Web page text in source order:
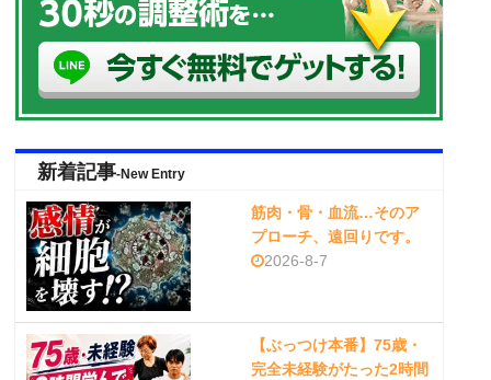
新着記事-New Entry
筋肉・骨・血流…そのア
プローチ、遠回りです。
2026-8-7
【ぶっつけ本番】75歳・
完全未経験がたった2時間